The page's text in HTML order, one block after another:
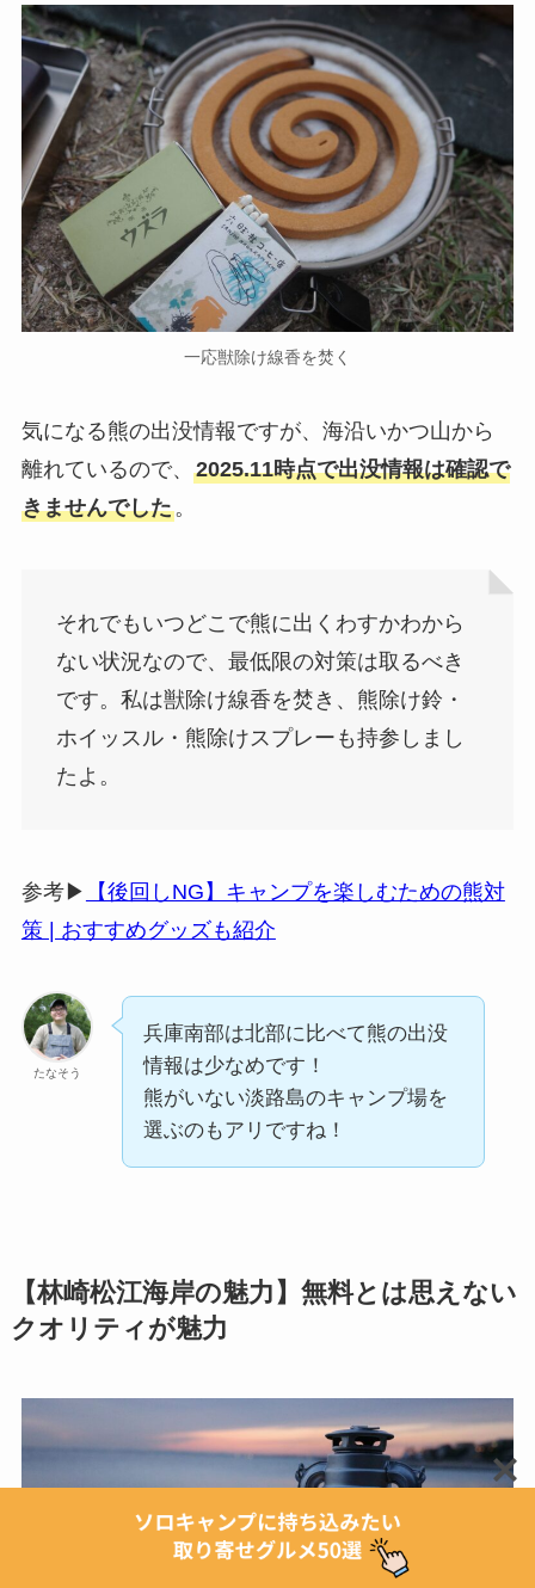
一応獣除け線香を焚く
気になる熊の出没情報ですが、海沿いかつ山から
離れているので、 2025.11時点で出没情報は確認で
きませんでした。
それでもいつどこで熊に出くわすかわから
ない状況なので、最低限の対策は取るべき
です。私は獣除け線香を焚き、熊除け鈴・
ホイッスル・熊除けスプレーも持参しまし
たよ。
参考▶︎
【後回しNG】キャンプを楽しむための熊対
策 | おすすめグッズも紹介
たなそう
兵庫南部は北部に比べて熊の出没
情報は少なめです！
熊がいない淡路島のキャンプ場を
選ぶのもアリですね！
【林崎松江海岸の魅力】無料とは思えない
クオリティが魅力